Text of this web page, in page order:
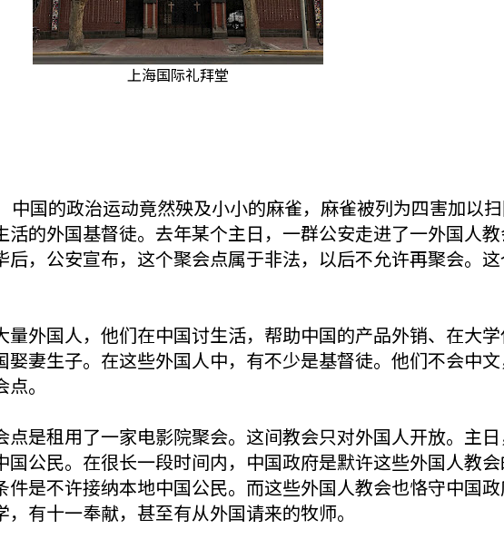
上海国际礼拜堂
中国的政治运动竟然殃及小小的麻雀，麻雀被列为四害加以
的外国基督徒。去年某个主日，一群公安走进了一外国人
，公安宣布，这个聚会点属于非法，以后不允许再聚会。
外国人，他们在中国讨生活，帮助中国的产品外销、在大
妻生子。在这些外国人中，有不少是基督徒。他们不会中
。
是租用了一家电影院聚会。这间教会只对外国人开放。主
公民。在很长一段时间内，中国政府是默许这些外国人教
是不许接纳本地中国公民。而这些外国人教会也恪守中国
有十一奉献，甚至有从外国请来的牧师。